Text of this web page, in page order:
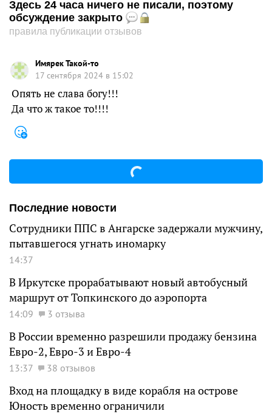
Здесь 24 часа ничего не писали, поэтому
обсуждение закрыто
правила публикации отзывов
Имярек Такой-то
17 сентября 2024 в 15:02
Опять не слава богу!!!
Да что ж такое то!!!!
Последние новости
Сотрудники ППС в Ангарске задержали мужчину,
пытавшегося угнать иномарку
14:37
В Иркутске прорабатывают новый автобусный
маршрут от Топкинского до аэропорта
14:09 3 отзыва
В России временно разрешили продажу бензина
Евро-2, Евро-3 и Евро-4
13:37 38 отзывов
Вход на площадку в виде корабля на острове
Юность временно ограничили